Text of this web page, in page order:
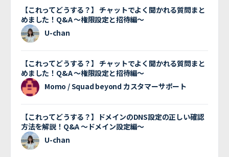
【これってどうする？】 チャットでよく聞かれる質問まと
めました！Q&A 〜権限設定と招待編〜
U-chan
【これってどうする？】 チャットでよく聞かれる質問まと
めました！Q&A 〜権限設定と招待編〜
Momo / Squad beyond カスタマーサポート
【これってどうする？】ドメインのDNS設定の正しい確認
方法を解説！Q&A 〜ドメイン設定編〜
U-chan